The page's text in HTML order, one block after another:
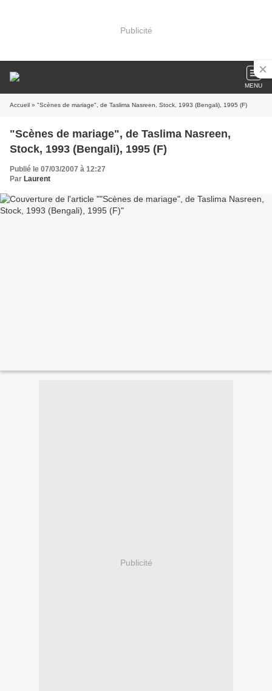
Publicité
MENU
Accueil » "Scènes de mariage", de Taslima Nasreen, Stock, 1993 (Bengali), 1995 (F)
"Scènes de mariage", de Taslima Nasreen,
Stock, 1993 (Bengali), 1995 (F)
Publié le 07/03/2007 à 12:27
Par Laurent
Publicité